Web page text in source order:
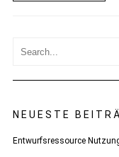
NEUESTE
Entwurfsressource